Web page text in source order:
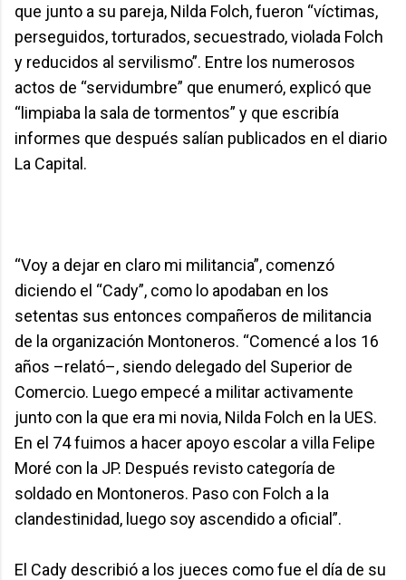
que junto a su pareja, Nilda Folch, fueron “víctimas,
perseguidos, torturados, secuestrado, violada Folch
y reducidos al servilismo”. Entre los numerosos
actos de “servidumbre” que enumeró, explicó que
“limpiaba la sala de tormentos” y que escribía
informes que después salían publicados en el diario
La Capital.
“Voy a dejar en claro mi militancia”, comenzó
diciendo el “Cady”, como lo apodaban en los
setentas sus entonces compañeros de militancia
de la organización Montoneros. “Comencé a los 16
años –relató–, siendo delegado del Superior de
Comercio. Luego empecé a militar activamente
junto con la que era mi novia, Nilda Folch en la UES.
En el 74 fuimos a hacer apoyo escolar a villa Felipe
Moré con la JP. Después revisto categoría de
soldado en Montoneros. Paso con Folch a la
clandestinidad, luego soy ascendido a oficial”.
El Cady describió a los jueces como fue el día de su